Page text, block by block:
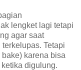
lengket lagi tetapi
agar saat
Tetapi
karena bisa
digulung.